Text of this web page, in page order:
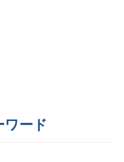
ワード